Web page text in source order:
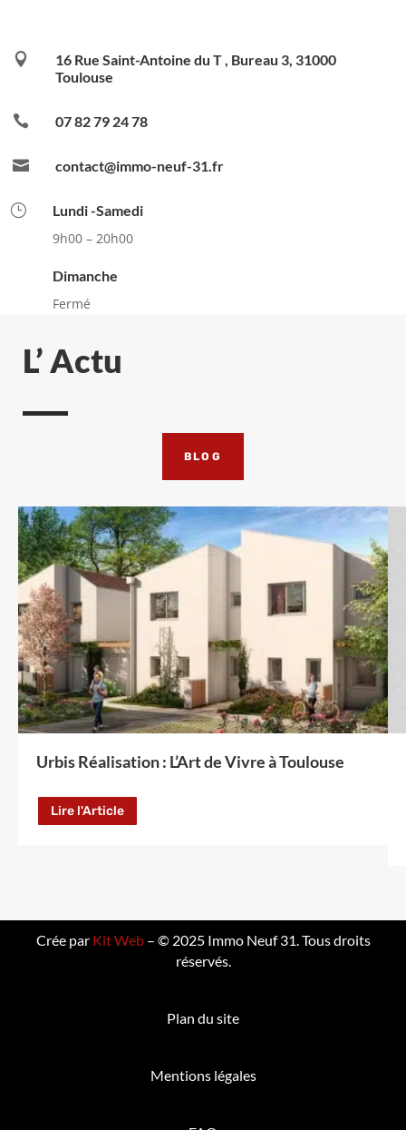

16 Rue Saint-Antoine du T , Bureau 3, 31000
Toulouse
 07 82 79 24 78
 contact@immo-neuf-31.fr
}
Lundi -Samedi
9h00 – 20h00
Dimanche
Fermé
L’ Actu
BLOG
Urbis Réalisation : L’Art de Vivre à Toulouse
Lire l'Article
Crée par Kit Web– © 2025 Immo Neuf 31. Tous droits
réservés.
Plan du site
Mentions légales